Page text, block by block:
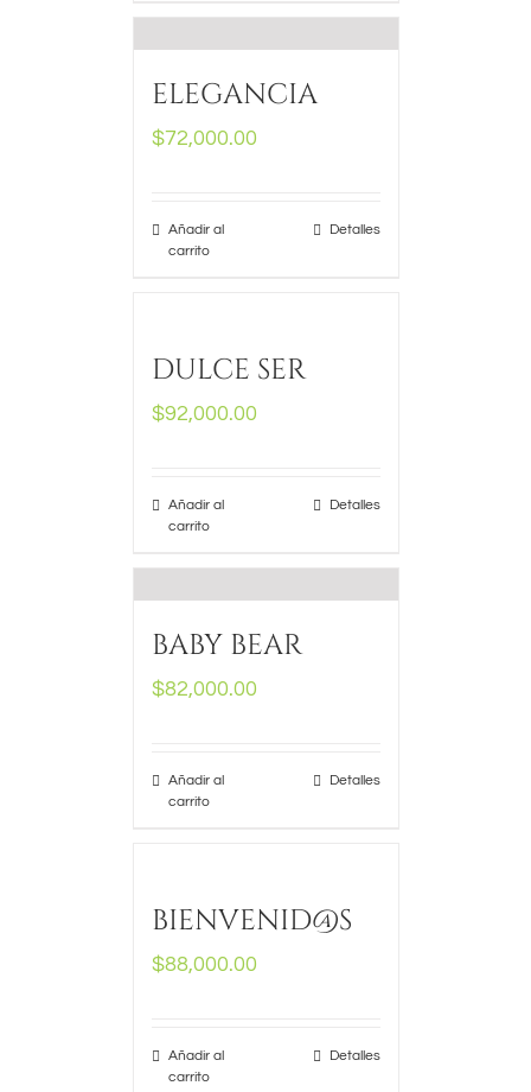
ELEGANCIA
$72,000.00
Añadir al
carrito
Detalles
DULCE SER
$92,000.00
Añadir al
carrito
Detalles
BABY BEAR
$82,000.00
Añadir al
carrito
Detalles
BIENVENID@S
$88,000.00
Añadir al
carrito
Detalles